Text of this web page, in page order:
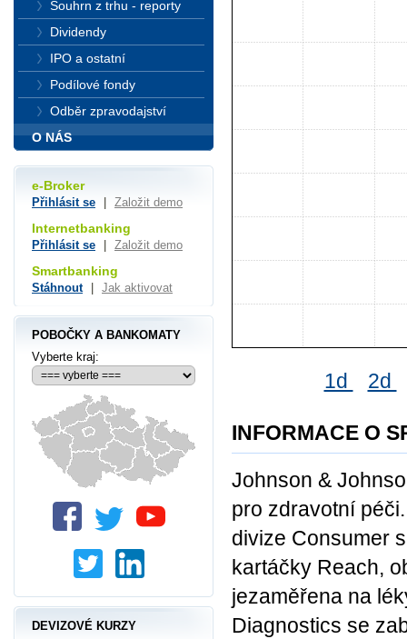
1d 2d
INFORMACE O
Johnson &
pro zdravotní
divize Consumer
kartáčky Reach,
jezaměřena na
Diagnostics se
Souhrn z trhu - reporty
Dividendy
IPO a ostatní
Podílové fondy
Odběr zpravodajství
O NÁS
e-Broker
Přihlásit se Založit demo
Internetbanking
Přihlásit se Založit demo
Smartbanking
Stáhnout Jak aktivovat
POBOČKY A BANKOMATY
Vyberte kraj:
DEVIZOVÉ KURZY